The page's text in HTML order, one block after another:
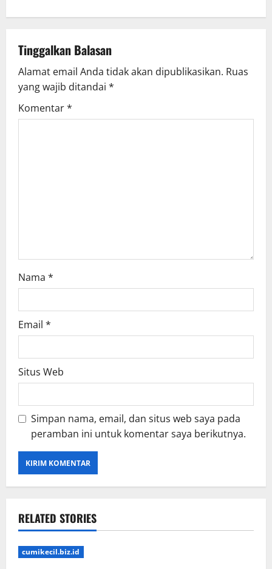
v
i
g
Tinggalkan Balasan
Alamat email Anda tidak akan dipublikasikan. Ruas
yang wajib ditandai *
Komentar*
Nama *
Email *
Situs Web
Simpan nama, email, dan situs web saya pada
peramban ini untuk komentar saya berikutnya.
RELATED STORIES
cumikecil.biz.id